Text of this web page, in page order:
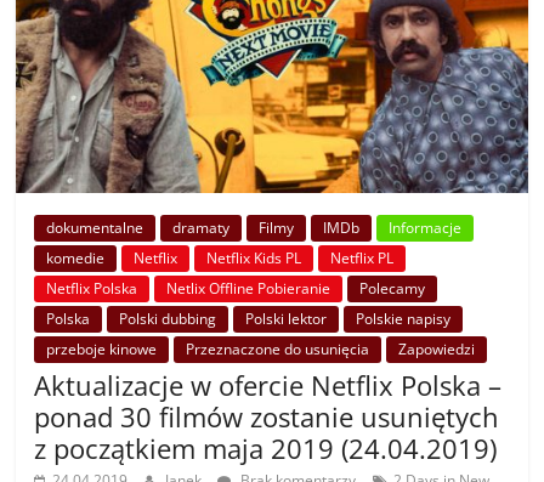
dokumentalne dramaty Filmy IMDb
Informacje
komedie
Netflix Netflix Kids PL
Netflix PL
Netflix Polska
Netlix Offline Pobieranie
Polecamy
Polska
Polski dubbing Polski lektor
Polskie napisy
przeboje kinowe
Przeznaczone do usunięcia Zapowiedzi
Aktualizacje w ofercie Netflix Polska –
ponad 30 filmów zostanie usuniętych
z początkiem maja 2019 (24.04.2019)